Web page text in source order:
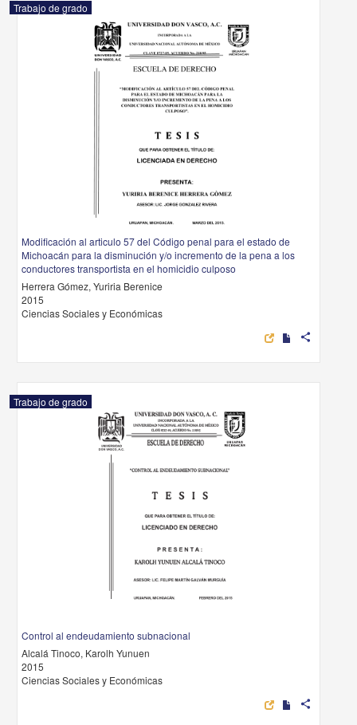
Trabajo de grado
Modificación al articulo 57 del Código penal para el estado de
Michoacán para la disminución y/o incremento de la pena a los
conductores transportista en el homicidio culposo
Herrera Gómez, Yuriria Berenice
2015
Ciencias Sociales y Económicas
share
Trabajo de grado
Control al endeudamiento subnacional
Alcalá Tinoco, Karolh Yunuen
2015
Ciencias Sociales y Económicas
share